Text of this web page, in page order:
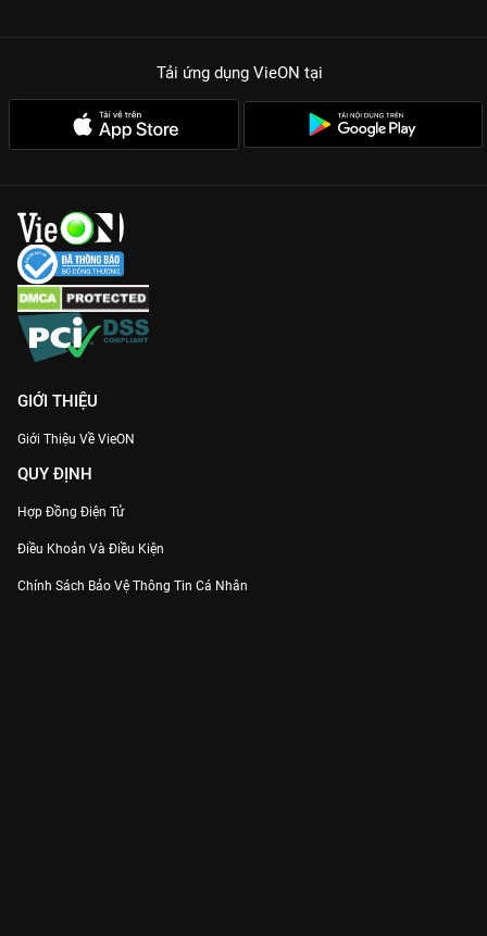
Tải ứng dụng VieON tại
GIỚI THIỆU
Giới Thiệu Về VieON
QUY ĐỊNH
Hợp Đồng Điện Tử
Điều Khoản Và Điều Kiện
Chính Sách Bảo Vệ Thông Tin Cá Nhân